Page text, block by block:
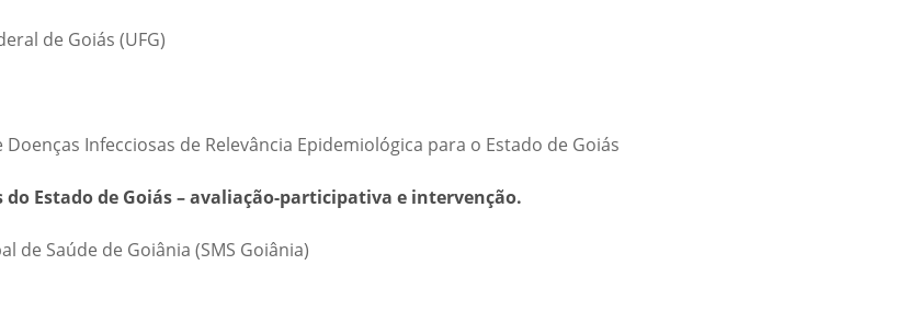
de Goiás (UFG)
Infecciosas de Relevância Epidemiológica para o Estado de Goiás
Estado de Goiás – avaliação-participativa e intervenção.
de Saúde de Goiânia (SMS Goiânia)